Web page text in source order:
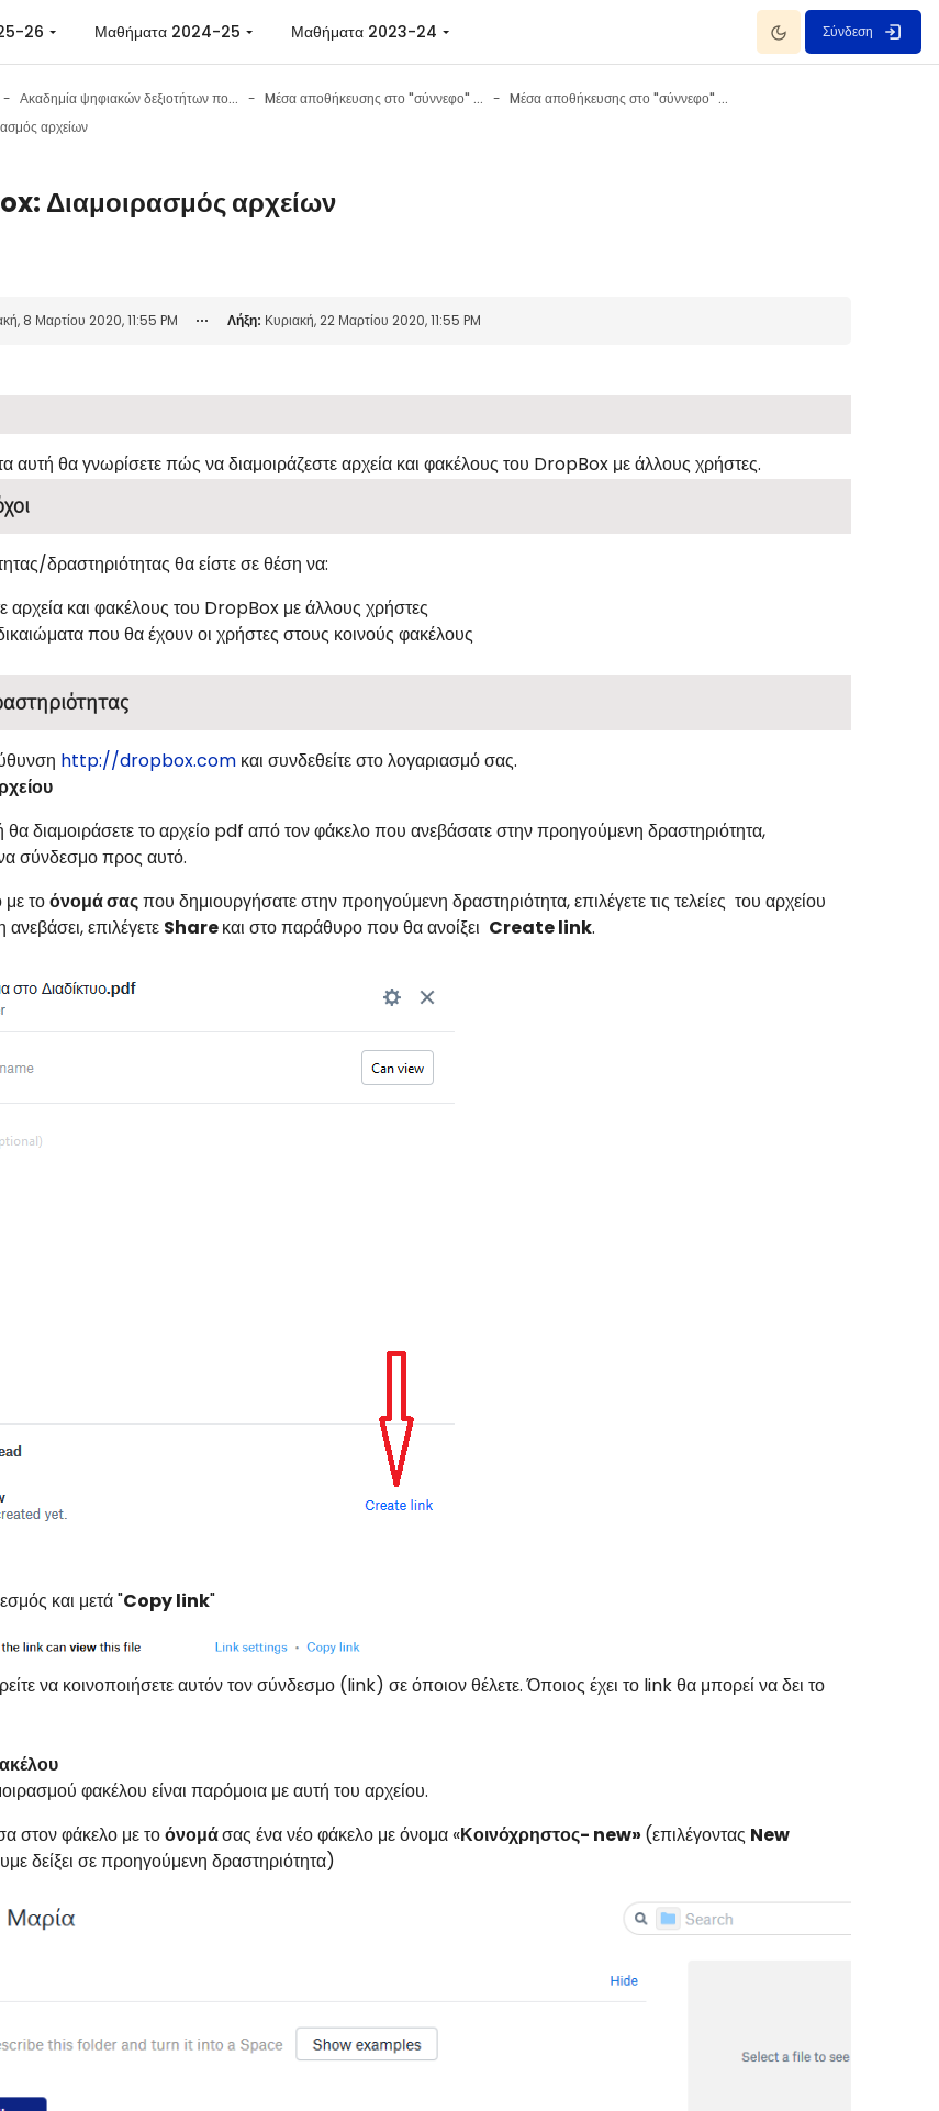
26 Μαθήματα 2024-25 Μαθήματα 2023-24 Dark Mode
Σύνδεση
Ακαδημία ψηφιακών δεξιοτήτων πολιτών Mέσα αποθήκευσης στο "σύννεφο" (Dropbox)
Mέσα αποθήκευσης στο "σύννεφο" (Dropbox)
αρχείων
Διαμοιρασμός αρχείων
8 Μαρτίου 2020, 11:55 PM Λήξη: Κυριακή, 22 Μαρτίου 2020, 11:55 PM
αυτή θα γνωρίσετε πώς να διαμοιράζεστε αρχεία και φακέλους του DropBox με άλλους χρήστες.
δραστηριότητας θα είστε σε θέση να:
αρχεία και φακέλους του DropBox με άλλους χρήστες
που θα έχουν οι χρήστες στους κοινούς φακέλους
http://dropbox.com και συνδεθείτε στο λογαριασμό σας.
διαμοιράσετε το αρχείο pdf από τον φάκελοπου ανεβάσατε στην προηγούμενη δραστηριότητα,
σύνδεσμο προς αυτό.
με τοόνομάσαςπου δημιουργήσατε στην προηγούμενη δραστηριότητα, επιλέγετε τις τελείες του αρχείου
επιλέγετε Shareκαι στο παράθυρο που θα ανοίξει Create link.
και μετά "Copy link"
να κοινοποιήσετε αυτόν τον σύνδεσμο (link) σε όποιον θέλετε. Όποιος έχει το link θα μπορεί να δει το
φακέλου είναι παρόμοια με αυτή του αρχείου.
στον φάκελο με τοόνομάσας ένα νέο φάκελο με όνομα «Κοινόχρηστος- new» (επιλέγοντας New
δείξει σε προηγούμενη δραστηριότητα)